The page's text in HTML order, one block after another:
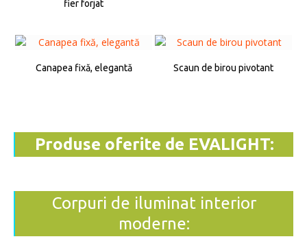
fier forjat
Canapea fixă, elegantă Scaun de birou pivotant
Produse oferite de EVALIGHT:
Corpuri de iluminat interior
moderne: